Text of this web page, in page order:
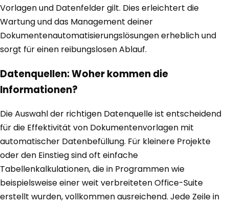
Vorlagen und Datenfelder gilt. Dies erleichtert die
Wartung und das Management deiner
Dokumentenautomatisierungslösungen erheblich und
sorgt für einen reibungslosen Ablauf.
Datenquellen: Woher kommen die
Informationen?
Die Auswahl der richtigen Datenquelle ist entscheidend
für die Effektivität von Dokumentenvorlagen mit
automatischer Datenbefüllung. Für kleinere Projekte
oder den Einstieg sind oft einfache
Tabellenkalkulationen, die in Programmen wie
beispielsweise einer weit verbreiteten Office-Suite
erstellt wurden, vollkommen ausreichend. Jede Zeile in